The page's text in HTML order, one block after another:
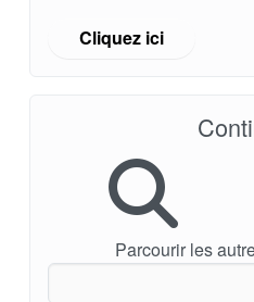
Cliquez ici
Parcourir les